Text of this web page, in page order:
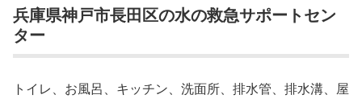
兵庫県神戸市長田区の水の救急サポートセン
ター
トイレ、お風呂、キッチン、洗面所、排水管、排水溝、屋